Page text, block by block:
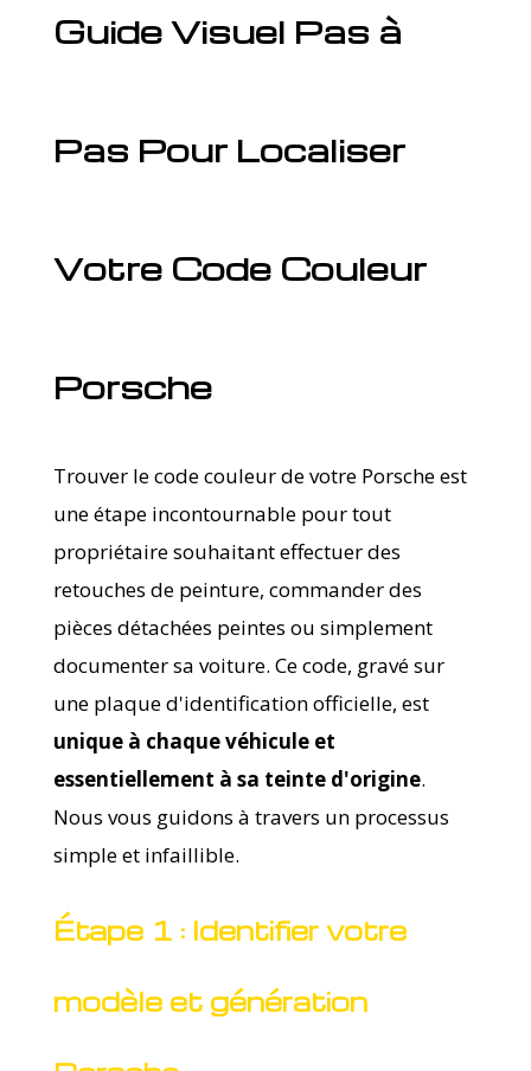
Guide Visuel Pas à
Pas Pour Localiser
Votre Code Couleur
Porsche
Trouver le code couleur de votre Porsche est
une étape incontournable pour tout
propriétaire souhaitant effectuer des
retouches de peinture, commander des
pièces détachées peintes ou simplement
documenter sa voiture. Ce code, gravé sur
une plaque d'identification officielle, est
unique à chaque véhicule et
essentiellement à sa teinte d'origine.
Nous vous guidons à travers un processus
simple et infaillible.
Étape 1 : Identifier votre
modèle et génération